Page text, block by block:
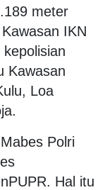
meter
IKN
Kawasan
Loa
Polri
Hal itu